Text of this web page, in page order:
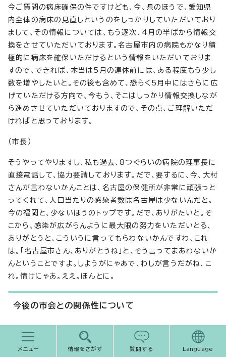
今ご質問の病床確保の件ですけども、今、県のほうで、愛知県
内全体の病床の見直しというのをしっかりしていただいており
まして、その情報については、もう逐次、4月の半ばから情報交
換をさせていただいております。名古屋市内の病院もかなり積
極的に病床を確保いただけるという情報をいただいておりま
すので、できれば、本当は5月の連休前には、ある程度もう少し
数を増やしたいと。その後も含めて、恐らく5月中にはさらに広
げていただける方向で、今もう、そこはしっかり情報交換しなが
ら進めさせていただいておりますので、その点、ご理解いただ
ければと思っております。
（市長）
そうやってやりますし、私も過去、8つぐらいの病院の理事長に
直接電話して、協力要請しております。だで、要するに、今、大村
さんが言わないかんことは、名古屋の保健所が非常に頑張っと
ってくれて、人口当たりの感染者数は名古屋は少ないんだと。
今の福岡と、少ないほうのトップです。だで、ありがたいと。そ
こから、感染が広がらんように最大限の努力をいただいとる、
ありがとうと、こういうに言ってもらわないかんですわ、これ
は。「名古屋市さん、ありがとうね」と、そう言ってまあわないか
んということですよ。しようがにゃあで、わしが言うだがね、こ
れ。情けにゃあ。ええ。ほんとに。
今後の市会との関係性について
市長、先ほど、議会との関係のお話が出ていましたけれども、3
メニュー 情報をさがす 質問する Language